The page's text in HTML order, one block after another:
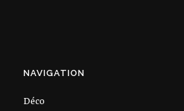
NAVIGATION
Déco